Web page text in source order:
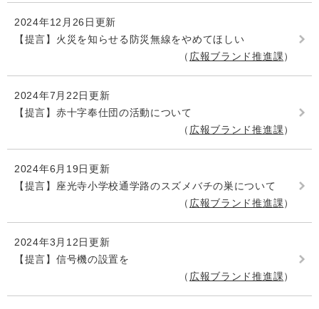
2024年12月26日更新
【提言】火災を知らせる防災無線をやめてほしい
広報ブランド推進課
2024年7月22日更新
【提言】赤十字奉仕団の活動について
広報ブランド推進課
2024年6月19日更新
【提言】座光寺小学校通学路のスズメバチの巣について
広報ブランド推進課
2024年3月12日更新
【提言】信号機の設置を
広報ブランド推進課